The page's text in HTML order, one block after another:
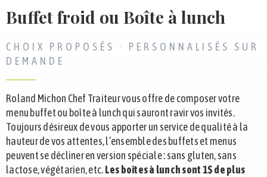
Buffet froid ou Boîte à lunch
CHOIX PROPOSÉS · PERSONNALISÉS SUR
DEMANDE
Roland Michon Chef Traiteur vous offre de composer votre
menu buffet ou boîte à lunch qui sauront ravir vos invités.
Toujours désireux de vous apporter un service de qualité à la
hauteur de vos attentes, l’ensemble des buffets et menus
peuvent se décliner en version spéciale : sans gluten, sans
lactose, végétarien, etc.Les boites à lunch sont 1$ de plus